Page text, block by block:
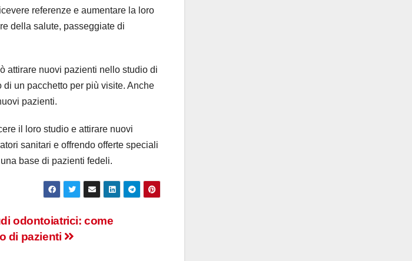
referenze e aumentare la loro
della salute, passeggiate di
attirare nuovi pazienti nello studio di
un pacchetto per più visite. Anche
pazienti.
il loro studio e attirare nuovi
sanitari e offrendo offerte speciali
base di pazienti fedeli.
odontoiatrici: come
di pazienti